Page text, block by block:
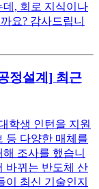
, 회로 지식이나
요? 감사드립니
정설계] 최근
학생 인턴을 지원
등 다양한 매체를
조사를 했습니
바뀌는 반도체 산
이 최신 기술인지